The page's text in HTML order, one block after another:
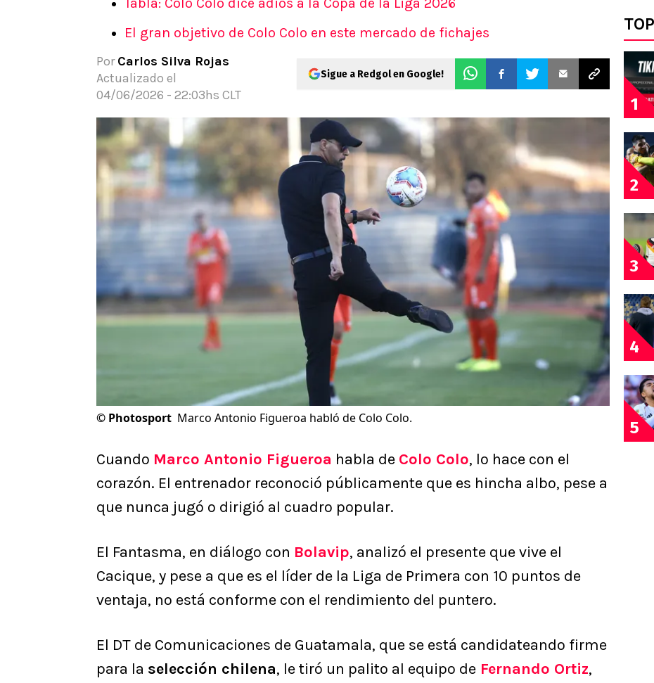
Pronósticos
Apuestas Mundial 2026
El gran objetivo de Colo Colo en este mercado de fichajes
Por Carlos Silva Rojas
Actualizado el
04/06/2026 - 22:03hs CLT
Sigue a Redgol en Google!
© Photosport Marco Antonio Figueroa habló de Colo Colo.
Cuando Marco Antonio Figueroa habla de Colo Colo, lo hace con el
corazón. El entrenador reconoció públicamente que es hincha albo, pese a
que nunca jugó o dirigió al cuadro popular.
El Fantasma, en diálogo con Bolavip, analizó el presente que vive el
Cacique, y pese a que es el líder de la Liga de Primera con 10 puntos de
ventaja, no está conforme con el rendimiento del puntero.
El DT de Comunicaciones de Guatamala, que se está candidateando firme
para la selección chilena, le tiró un palito al equipo de Fernando Ortiz,
1
2
3
4
5